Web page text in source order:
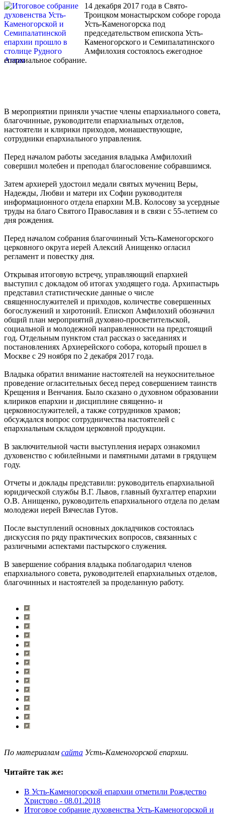
14 декабря 2017 года в Свято-
Троицком монастырском соборе города
Усть-Каменогорска под
председательством епископа Усть-
Каменогорского и Семипалатинского
Амфилохия состоялось ежегодное
епархиальное собрание.
В мероприятии приняли участие члены епархиального совета,
благочинные, руководители епархиальных отделов,
настоятели и клирики приходов, монашествующие,
сотрудники епархиального управления.
Перед началом работы заседания владыка Амфилохий
совершил молебен и преподал благословение собравшимся.
Затем архиерей удостоил медали святых мучениц Веры,
Надежды, Любви и матери их Софии руководителя
информационного отдела епархии М.В. Колосову за усердные
труды на благо Святого Православия и в связи с 55-летием со
дня рождения.
Перед началом собрания благочинный Усть-Каменогорского
церковного округа иерей Алексий Анищенко огласил
регламент и повестку дня.
Открывая итоговую встречу, управляющий епархией
выступил с докладом об итогах уходящего года. Архипастырь
представил статистические данные о числе
священнослужителей и приходов, количестве совершенных
богослужений и хиротоний. Епископ Амфилохий обозначил
общий план мероприятий духовно-просветительской,
социальной и молодежной направленности на предстоящий
год. Отдельным пунктом стал рассказ о заседаниях и
постановлениях Архиерейского собора, который прошел в
Москве с 29 ноября по 2 декабря 2017 года.
Владыка обратил внимание настоятелей на неукоснительное
проведение огласительных бесед перед совершением таинств
Крещения и Венчания. Было сказано о духовном образовании
клириков епархии и дисциплине священно- и
церковнослужителей, а также сотрудников храмов;
обсуждался вопрос сотрудничества настоятелей с
епархиальным складом церковной продукции.
В заключительной части выступления иерарх ознакомил
духовенство с юбилейными и памятными датами в грядущем
году.
Отчеты и доклады представили: руководитель епархиальной
юридической службы В.Г. Львов, главный бухгалтер епархии
О.В. Анищенко, руководитель епархиального отдела по делам
молодежи иерей Вячеслав Гутов.
После выступлений основных докладчиков состоялась
дискуссия по ряду практических вопросов, связанных с
различными аспектами пастырского служения.
В завершение собрания владыка поблагодарил членов
епархиального совета, руководителей епархиальных отделов,
благочинных и настоятелей за проделанную работу.
По материалам сайта Усть-Каменогорской епархии.
Читайте так же:
В Усть-Каменогорской епархии отметили Рождество
Христово - 08.01.2018
Итоговое собрание духовенства Усть-Каменогорской и